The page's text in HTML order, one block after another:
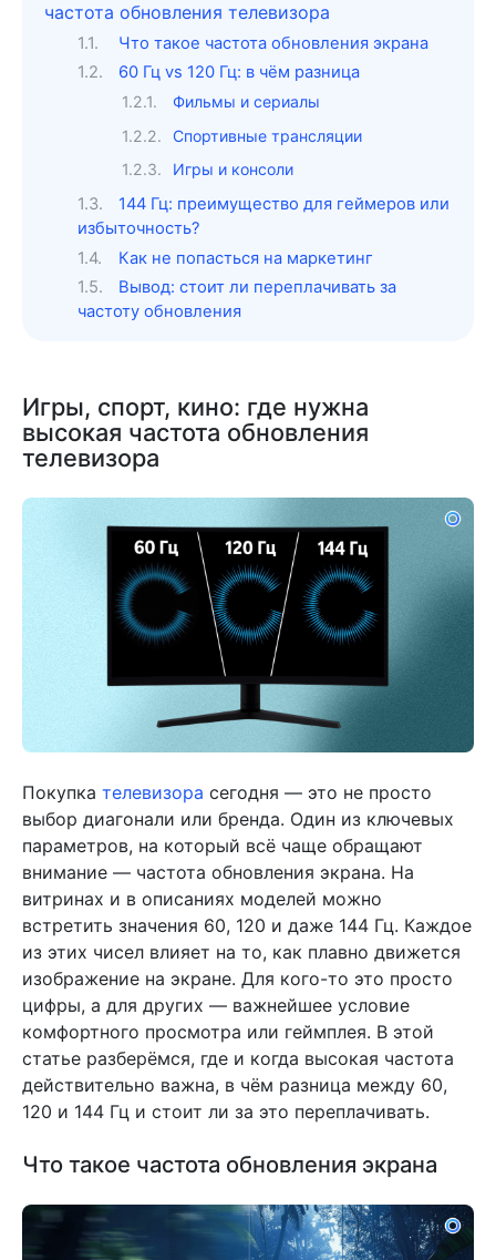
частота обновления телевизора
Что такое частота обновления экрана
60 Гц vs 120 Гц: в чём разница
Фильмы и сериалы
Спортивные трансляции
Игры и консоли
144 Гц: преимущество для геймеров или
избыточность?
Как не попасться на маркетинг
Вывод: стоит ли переплачивать за
частоту обновления
Игры, спорт, кино: где нужна
высокая частота обновления
телевизора
Покупка телевизора сегодня — это не просто
выбор диагонали или бренда. Один из ключевых
параметров, на который всё чаще обращают
внимание — частота обновления экрана. На
витринах и в описаниях моделей можно
встретить значения 60, 120 и даже 144 Гц. Каждое
из этих чисел влияет на то, как плавно движется
изображение на экране. Для кого-то это просто
цифры, а для других — важнейшее условие
комфортного просмотра или геймплея. В этой
статье разберёмся, где и когда высокая частота
действительно важна, в чём разница между 60,
120 и 144 Гц и стоит ли за это переплачивать.
Что такое частота обновления экрана